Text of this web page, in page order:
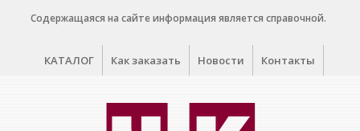
Содержащаяся на сайте информация является справочной.
КАТАЛОГ Как заказать Новости Контакты